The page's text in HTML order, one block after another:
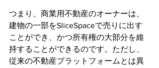
つまり、商業用不動産のオーナーは、
建物の一部をSliceSpaceで売りに出す
ことができ、かつ所有権の大部分を維
持することができるのです。ただし、
従来の不動産プラットフォームとは異